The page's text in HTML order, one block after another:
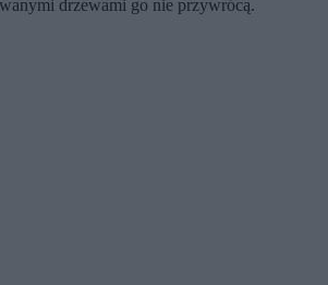
drzewami go nie przywrócą.